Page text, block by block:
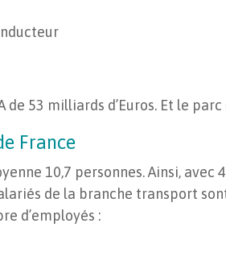
53 milliards d’Euros. Et le
France
10,7 personnes. Ainsi,
de la branche transport
d’employés :